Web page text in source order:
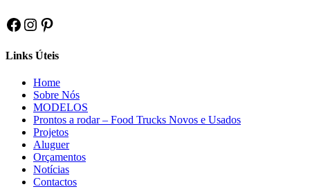
Facebook
Instagram
Pinterest
Links Úteis
Home
Sobre Nós
MODELOS
Prontos a rodar – Food Trucks Novos e Usados
Projetos
Aluguer
Orçamentos
Notícias
Contactos